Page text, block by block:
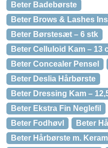
Beter Badebørste
Beter Brows & Lashes
Beter Børstesæt – 6 stk
Beter Celluloid Kam – 13
Beter Concealer Pensel
Beter Deslia Hårbørste
Beter Dressing Kam –
Beter Ekstra Fin Neglefil
Beter Fodhøvl
Beter
Beter Hårbørste m.